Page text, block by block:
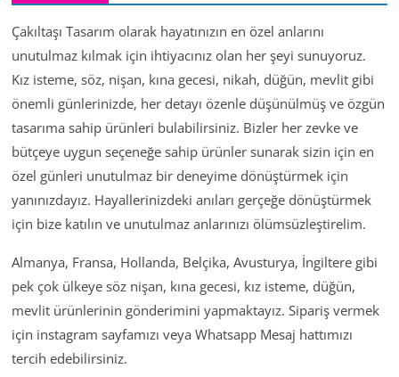
Çakıltaşı Tasarım olarak hayatınızın en özel anlarını
unutulmaz kılmak için ihtiyacınız olan her şeyi sunuyoruz.
Kız isteme, söz, nişan, kına gecesi, nikah, düğün, mevlit gibi
önemli günlerinizde, her detayı özenle düşünülmüş ve özgün
tasarıma sahip ürünleri bulabilirsiniz. Bizler her zevke ve
bütçeye uygun seçeneğe sahip ürünler sunarak sizin için en
özel günleri unutulmaz bir deneyime dönüştürmek için
yanınızdayız. Hayallerinizdeki anıları gerçeğe dönüştürmek
için bize katılın ve unutulmaz anlarınızı ölümsüzleştirelim.
Almanya, Fransa, Hollanda, Belçika, Avusturya, İngiltere gibi
pek çok ülkeye söz nişan, kına gecesi, kız isteme, düğün,
mevlit ürünlerinin gönderimini yapmaktayız. Sipariş vermek
için instagram sayfamızı veya Whatsapp Mesaj hattımızı
tercih edebilirsiniz.